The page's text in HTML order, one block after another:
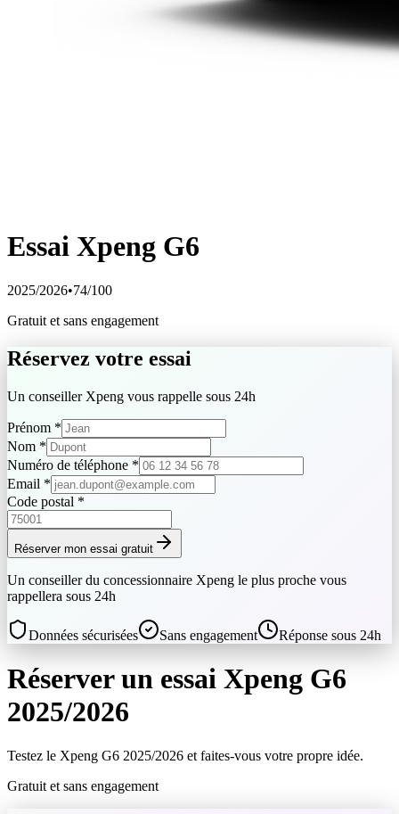
Essai Xpeng G6
2025/2026•74/100
Gratuit et sans engagement
Réservez votre essai
Un conseiller Xpeng vous rappelle sous 24h
Prénom *
Nom *
Numéro de téléphone *
Email *
Code postal *
Réserver mon essai gratuit
Un conseiller du concessionnaire Xpeng le plus proche vous
rappellera sous 24h
Données sécurisées Sans engagement Réponse sous 24h
Réserver un essai Xpeng G6
2025/2026
Testez le Xpeng G6 2025/2026 et faites-vous votre propre idée.
Gratuit et sans engagement